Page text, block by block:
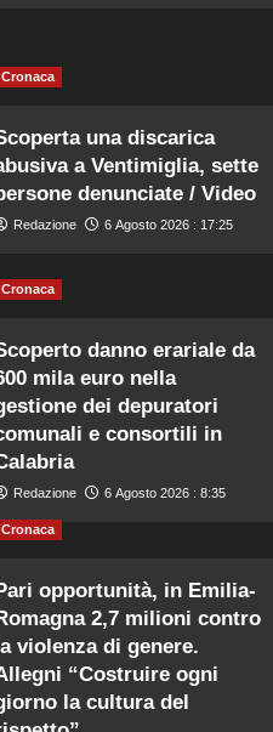
Cronaca
una discarica
a Ventimiglia, sette
denunciate / Video
Redazione 6 Agosto 2026 : 17:25
Cronaca
danno erariale da
mila euro nella
dei depuratori
e consortili in
Redazione 6 Agosto 2026 : 8:35
Cronaca
opportunità, in Emilia-
2,7 milioni contro
violenza di genere.
“Costruire ogni
la cultura del